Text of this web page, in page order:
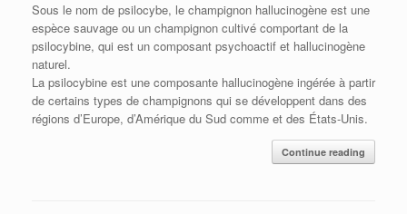
Sous le nom de psilocybe, le champignon hallucinogène est une
espèce sauvage ou un champignon cultivé comportant de la
psilocybine, qui est un composant psychoactif et hallucinogène
naturel.
La psilocybine est une composante hallucinogène ingérée à partir
de certains types de champignons qui se développent dans des
régions d’Europe, d’Amérique du Sud comme et des États-Unis.
Continue reading